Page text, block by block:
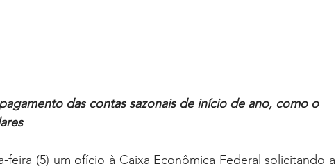
das contas sazonais de início de ano, como o
feira (5) um ofício à Caixa Econômica Federal solicitando a